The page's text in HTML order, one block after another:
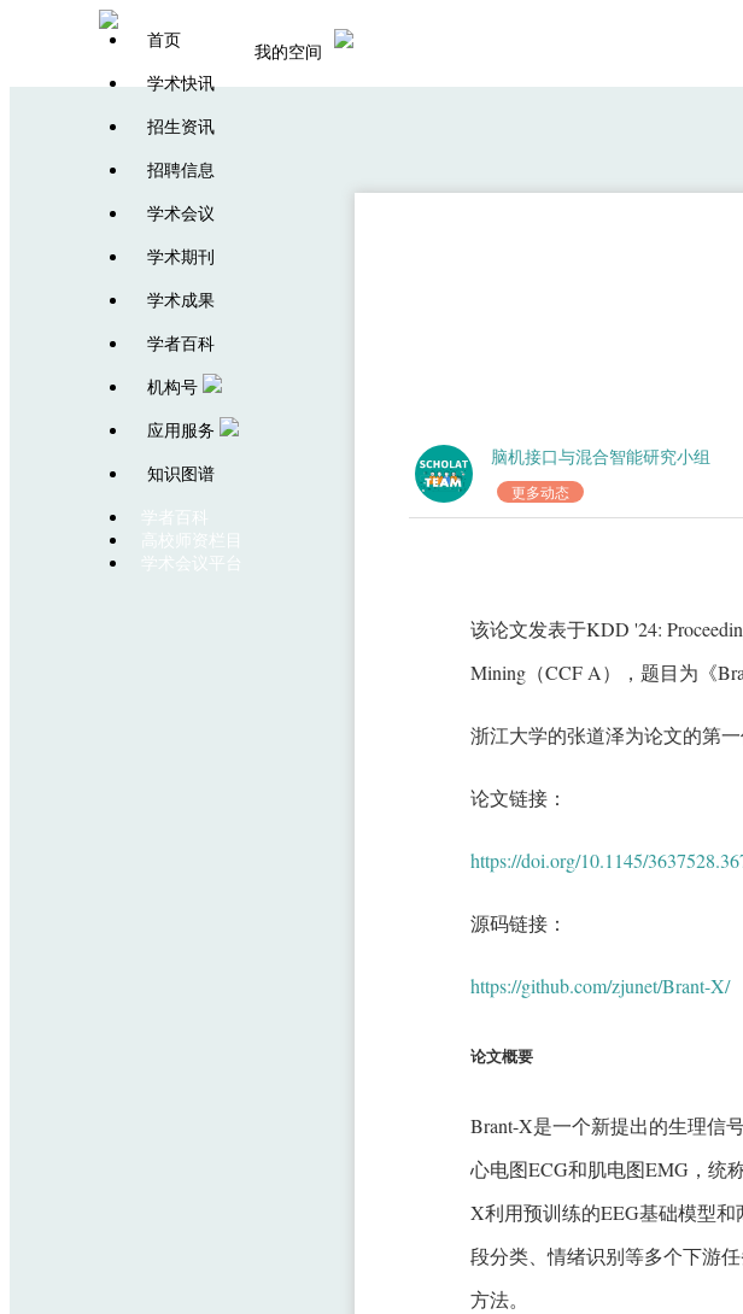
首页
学术快讯
招生资讯
招聘信息
学术会议
学术期刊
学术成果
学者百科
机构号
应用服务
知识图谱
学者百科
高校师资栏目
学术会议平台
我的空间
脑机接口与混合智能研究小组
更多动态
该论文发表于KDD '24:
Mining（CCF A），题目为《
浙江大学的张道泽为论文的第
论文链接：
https://doi.org/10.1145/
源码链接：
https://github.com/zjunet/Brant-X/
论文概要
Brant-X是一个新提出的生理信
心电图ECG和肌电图EMG，统
X利用预训练的EEG基础模型
段分类、情绪识别等多个下游
方法。